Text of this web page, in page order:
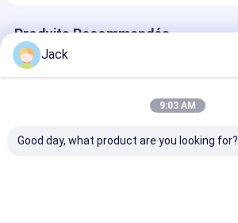
Produits Recommandés
Jack
9:03 AM
Good day, what product are you looking for?